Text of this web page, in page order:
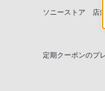
ソニーストア 店舗
定期クーポンのプ